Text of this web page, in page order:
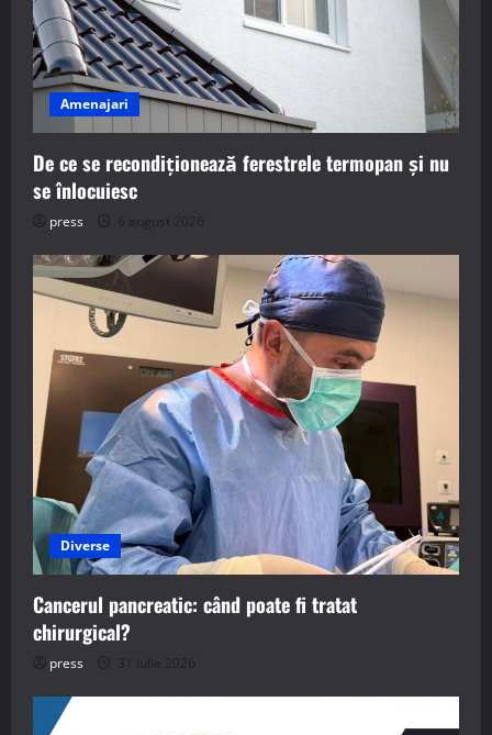
Amenajari
De ce se recondiționează ferestrele termopan și nu
se înlocuiesc
press 6 august 2026
Diverse
Cancerul pancreatic: când poate fi tratat
chirurgical?
press 31 iulie 2026